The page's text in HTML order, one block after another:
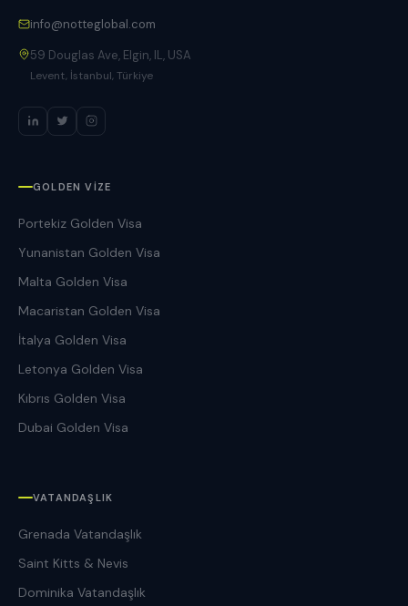
info@notteglobal.com
59 Douglas Ave, Elgin, IL, USA
Levent, İstanbul, Türkiye
GOLDEN VIZE
Portekiz Golden Visa
Yunanistan Golden Visa
Malta Golden Visa
Macaristan Golden Visa
İtalya Golden Visa
Letonya Golden Visa
Kıbrıs Golden Visa
Dubai Golden Visa
VATANDAŞLIK
Grenada Vatandaşlık
Saint Kitts & Nevis
Dominika Vatandaşlık